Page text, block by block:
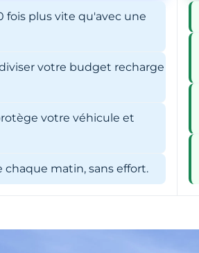
fois plus vite qu'avec une
votre budget recharge
votre véhicule et
matin, sans effort.